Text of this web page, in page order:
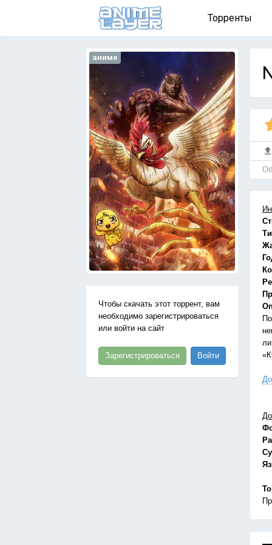
Торренты
аниме
Чтобы скачать этот торрент, вам
необходимо зарегистрироваться
или войти на сайт
Зарегистрироваться Войти